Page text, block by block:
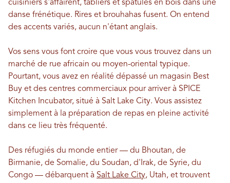
cuisiniers s'affairent, tabliers et spatules en bois dans une
danse frénétique. Rires et brouhahas fusent. On entend
des accents variés, aucun n'étant anglais.
Vos sens vous font croire que vous vous trouvez dans un
marché de rue africain ou moyen-oriental typique.
Pourtant, vous avez en réalité dépassé un magasin Best
Buy et des centres commerciaux pour arriver à SPICE
Kitchen Incubator, situé à Salt Lake City. Vous assistez
simplement à la préparation de repas en pleine activité
dans ce lieu très fréquenté.
Des réfugiés du monde entier — du Bhoutan, de
Birmanie, de Somalie, du Soudan, d'Irak, de Syrie, du
Congo — débarquent à Salt Lake City, Utah, et trouvent